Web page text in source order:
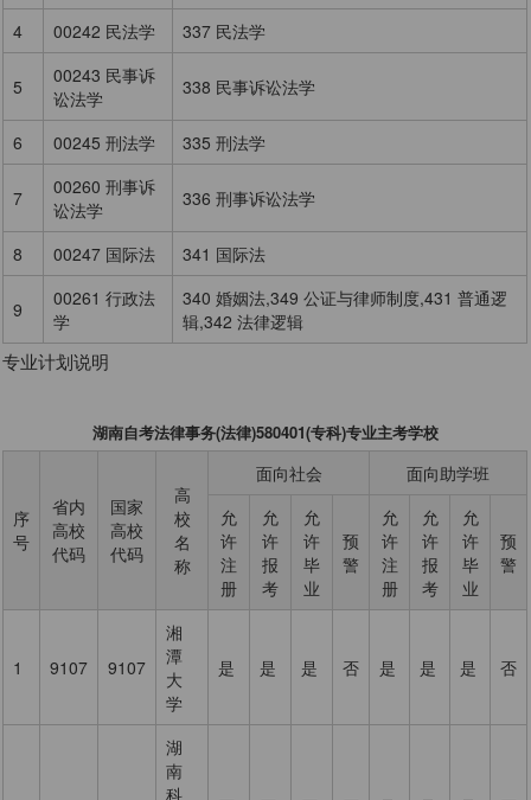
4 00242 民法学 337 民法学
5
00243 民事诉
讼法学
338 民事诉讼法学
6 00245 刑法学 335 刑法学
7
00260 刑事诉
讼法学
336 刑事诉讼法学
8 00247 国际法 341 国际法
9
00261 行政法
学
340 婚姻法,349 公证与律师制度,431 普通逻
辑,342 法律逻辑
专业计划说明
湖南自考法律事务(法律)580401(专科)专业主考学校
序
号
省内
高校
代码
国家
高校
代码
高
校
名
称
面向社会
面向助学班
允
许
注
册
允
许
报
考
允
许
毕
业
预
警
允
许
注
册
允
许
报
考
允
许
毕
业
预
警
1 9107 9107
湘
潭
大
学
是 是 是 否 是 是 是 否
湖
南
科